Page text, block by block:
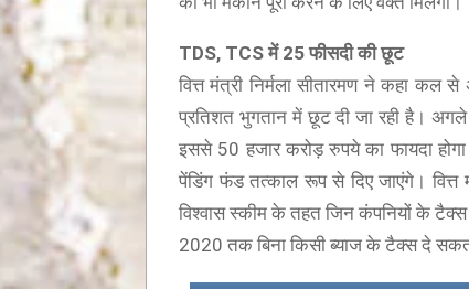
TDS, TCSमें 25फीसदी की छूट
वित्त मंत्री निर्मला सीतारमण ने कहा
प्रतिशत भुगतान में छूट दी जा रही है।
इससे 50 हजार करोड़ रुपये का फायदा
पेंडिंग फंड तत्काल रूप से दिए जाएंगे। वित्त
विश्वास स्कीम के तहत जिन कंपनियों के
2020 तक बिना किसी ब्याज के टैक्स दे